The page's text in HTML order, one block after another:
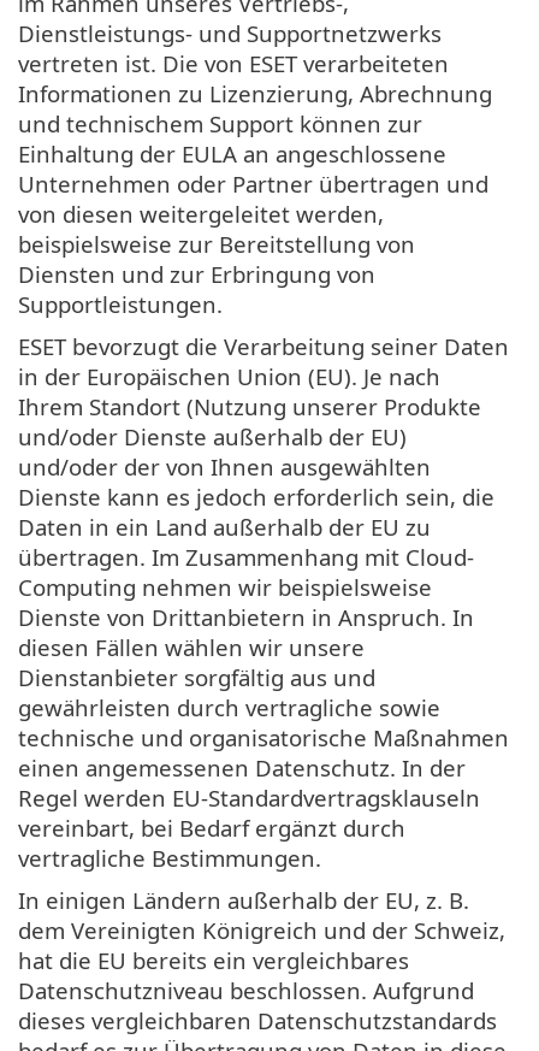
Dienstleistungs- und Supportnetzwerks
vertreten ist. Die von ESET verarbeiteten
Informationen zu Lizenzierung, Abrechnung
und technischem Support können zur
Einhaltung der EULA an angeschlossene
Unternehmen oder Partner übertragen und
von diesen weitergeleitet werden,
beispielsweise zur Bereitstellung von
Diensten und zur Erbringung von
Supportleistungen.
ESET bevorzugt die Verarbeitung seiner Daten
in der Europäischen Union (EU). Je nach
Ihrem Standort (Nutzung unserer Produkte
und/oder Dienste außerhalb der EU)
und/oder der von Ihnen ausgewählten
Dienste kann es jedoch erforderlich sein, die
Daten in ein Land außerhalb der EU zu
übertragen. Im Zusammenhang mit Cloud-
Computing nehmen wir beispielsweise
Dienste von Drittanbietern in Anspruch. In
diesen Fällen wählen wir unsere
Dienstanbieter sorgfältig aus und
gewährleisten durch vertragliche sowie
technische und organisatorische Maßnahmen
einen angemessenen Datenschutz. In der
Regel werden EU-Standardvertragsklauseln
vereinbart, bei Bedarf ergänzt durch
vertragliche Bestimmungen.
In einigen Ländern außerhalb der EU, z. B.
dem Vereinigten Königreich und der Schweiz,
hat die EU bereits ein vergleichbares
Datenschutzniveau beschlossen. Aufgrund
dieses vergleichbaren Datenschutzstandards